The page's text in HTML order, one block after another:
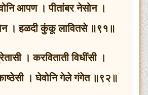
आपण । पीतांबर नेसोन ।
। हळदी कुंकू लावितसे ॥९१॥
। करविताती विधींसी ।
। घेवोनि गेले गंगेत ॥९२॥